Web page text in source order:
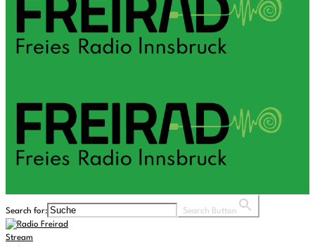
Search for: Search Button
Stream